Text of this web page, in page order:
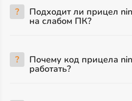
? Подходит ли прицел
на слабом ПК?
? Почему код прицела
работать?